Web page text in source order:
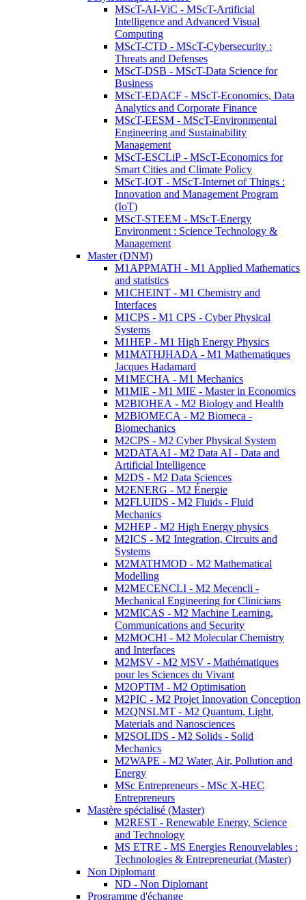
MScT-AI-ViC - MScT-Artificial
Intelligence and Advanced Visual
Computing
MScT-CTD - MScT-Cybersecurity :
Threats and Defenses
MScT-DSB - MScT-Data Science for
Business
MScT-EDACF - MScT-Economics, Data
Analytics and Corporate Finance
MScT-EESM - MScT-Environmental
Engineering and Sustainability
Management
MScT-ESCLiP - MScT-Economics for
Smart Cities and Climate Policy
MScT-IOT - MScT-Internet of Things :
Innovation and Management Program
(IoT)
MScT-STEEM - MScT-Energy
Environment : Science Technology &
Management
Master (DNM)
M1APPMATH - M1 Applied Mathematics
and statistics
M1CHEINT - M1 Chemistry and
Interfaces
M1CPS - M1 CPS - Cyber Physical
Systems
M1HEP - M1 High Energy Physics
M1MATHJHADA - M1 Mathematiques
Jacques Hadamard
M1MECHA - M1 Mechanics
M1MIE - M1 MIE - Master in Economics
M2BIOHEA - M2 Biology and Health
M2BIOMECA - M2 Biomeca -
Biomechanics
M2CPS - M2 Cyber Physical System
M2DATAAI - M2 Data AI - Data and
Artificial Intelligence
M2DS - M2 Data Sciences
M2ENERG - M2 Énergie
M2FLUIDS - M2 Fluids - Fluid
Mechanics
M2HEP - M2 High Energy physics
M2ICS - M2 Integration, Circuits and
Systems
M2MATHMOD - M2 Mathematical
Modelling
M2MECENCLI - M2 Mecencli -
Mechanical Engineering for Clinicians
M2MICAS - M2 Machine Learning,
Communications and Security
M2MOCHI - M2 Molecular Chemistry
and Interfaces
M2MSV - M2 MSV - Mathématiques
pour les Sciences du Vivant
M2OPTIM - M2 Optimisation
M2PIC - M2 Projet Innovation Conception
M2QNSLMT - M2 Quantum, Light,
Materials and Nanosciences
M2SOLIDS - M2 Solids - Solid
Mechanics
M2WAPE - M2 Water, Air, Pollution and
Energy
MSc Entrepreneurs - MSc X-HEC
Entrepreneurs
Mastère spécialisé (Master)
M2REST - Renewable Energy, Science
and Technology
MS ETRE - MS Energies Renouvelables :
Technologies & Entrepreneuriat (Master)
Non Diplomant
ND - Non Diplomant
Programme d'échange